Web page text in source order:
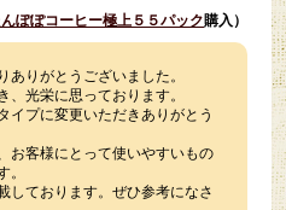
ぽぽコーヒー極上５５パック購入）
ありがとうございました。
光栄に思っております。
イプに変更いただきありがとう
お客様にとって使いやすいもの
。
しております。ぜひ参考になさ